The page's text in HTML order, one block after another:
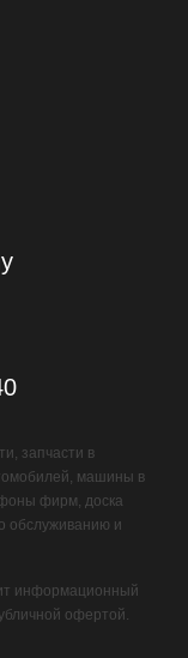
запчасти в
машины в
фирм, доска
обслуживанию и
информационный
офертой.